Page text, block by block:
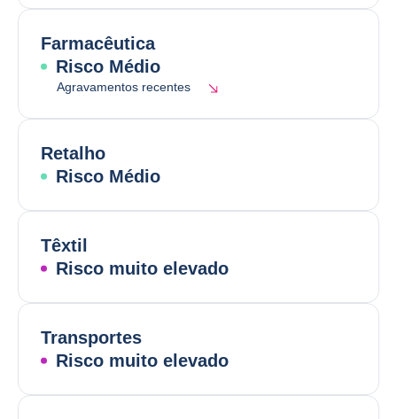
Farmacêutica
Risco Médio
Agravamentos recentes
Retalho
Risco Médio
Têxtil
Risco muito elevado
Transportes
Risco muito elevado